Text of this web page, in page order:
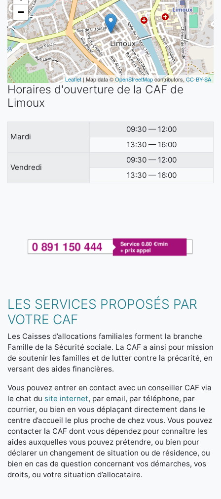
−
Leaflet | Map data ©OpenStreetMapcontributors, CC-BY-SA
Horaires d'ouverture de la CAF de
Limoux
Mardi
09:30 — 12:00
13:30 — 16:00
Vendredi
09:30 — 12:00
13:30 — 16:00
LES SERVICES PROPOSÉS PAR
VOTRE CAF
Les Caisses d’allocations familiales forment la branche
Famille de la Sécurité sociale. La CAF a ainsi pour mission
de soutenir les familles et de lutter contre la précarité, en
versant des aides financières.
Vous pouvez entrer en contact avec un conseiller CAF via
le chat du site internet, par email, par téléphone, par
courrier, ou bien en vous déplaçant directement dans le
centre d’accueil le plus proche de chez vous. Vous pouvez
contacter la CAF dont vous dépendez pour connaître les
aides auxquelles vous pouvez prétendre, ou bien pour
déclarer un changement de situation ou de résidence, ou
bien en cas de question concernant vos démarches, vos
droits, ou votre situation d’allocataire.